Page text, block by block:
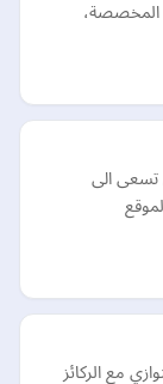
المخصصة،
تسعى الى
مع الركائز